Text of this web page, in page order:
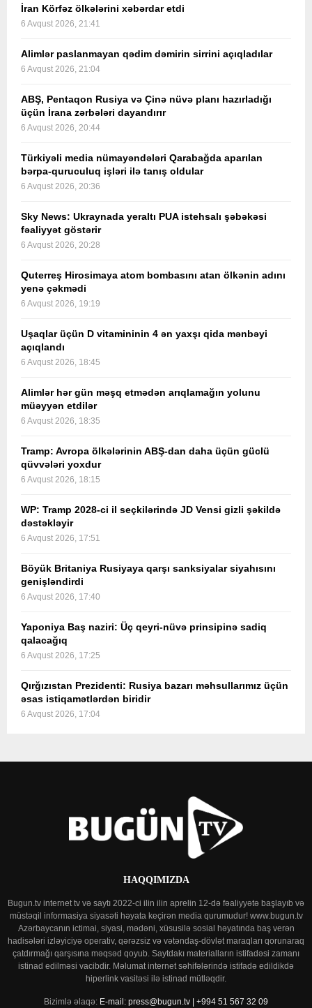
İran Körfəz ölkələrini xəbərdar etdi
6 Avqust 2026, 21:41
Alimlər paslanmayan qədim dəmirin sirrini açıqladılar
6 Avqust 2026, 21:04
ABŞ, Pentaqon Rusiya və Çinə nüvə planı hazırladığı
üçün İrana zərbələri dayandırır
6 Avqust 2026, 20:44
Türkiyəli media nümayəndələri Qarabağda aparılan
bərpa-quruculuq işləri ilə tanış oldular
6 Avqust 2026, 20:36
Sky News: Ukraynada yeraltı PUA istehsalı şəbəkəsi
fəaliyyət göstərir
6 Avqust 2026, 20:28
Quterreş Hirosimaya atom bombasını atan ölkənin adını
yenə çəkmədi
6 Avqust 2026, 19:19
Uşaqlar üçün D vitamininin 4 ən yaxşı qida mənbəyi
açıqlandı
6 Avqust 2026, 18:45
Alimlər hər gün məşq etmədən arıqlamağın yolunu
müəyyən etdilər
6 Avqust 2026, 18:35
Tramp: Avropa ölkələrinin ABŞ-dan daha üçün güclü
qüvvələri yoxdur
6 Avqust 2026, 18:15
WP: Tramp 2028-ci il seçkilərində JD Vensi gizli şəkildə
dəstəkləyir
6 Avqust 2026, 17:51
Böyük Britaniya Rusiyaya qarşı sanksiyalar siyahısını
genişləndirdi
6 Avqust 2026, 17:40
Yaponiya Baş naziri: Üç qeyri-nüvə prinsipinə sadiq
qalacağıq
6 Avqust 2026, 17:25
Qırğızıstan Prezidenti: Rusiya bazarı məhsullarımız üçün
əsas istiqamətlərdən biridir
6 Avqust 2026, 17:04
HAQQIMIZDA
Bugun.tv internet tv və saytı 2022-ci ilin ilin aprelin 12-də fəaliyyətə başlayıb və
müstəqil informasiya siyasəti həyata keçirən media qurumudur! www.bugun.tv
Azərbaycanın ictimai, siyasi, mədəni, xüsusilə sosial həyatında baş verən
hadisələri izləyiciyə operativ, qərəzsiz və vətəndaş-dövlət maraqları qorunaraq
çatdırmağı qarşısına məqsəd qoyub. Saytdakı materialların istifadəsi zamanı
istinad edilməsi vacibdir. Məlumat internet səhifələrində istifadə edildikdə
hiperlink vasitəsi ilə istinad mütləqdir.
Bizimlə əlaqə: E-mail: press@bugun.tv | +994 51 567 32 09